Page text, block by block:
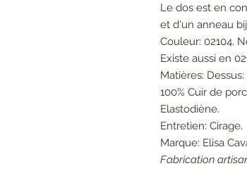
Le dos est en
et d'un anneau
Couleur: 02104,
Existe aussi en
Matières:
100% Cuir de
Elastodiène.
Entretien: Cirage.
Marque: Elisa
Fabrication